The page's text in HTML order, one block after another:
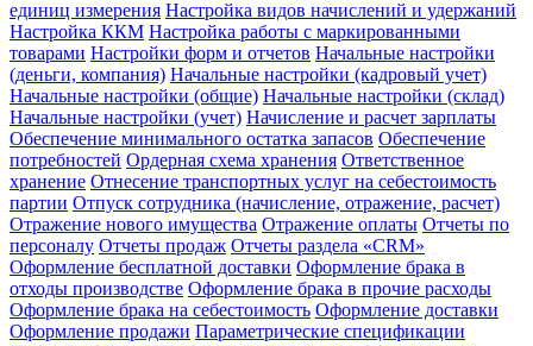
единиц измерения Настройка видов начислений и удержаний
Настройка ККМ Настройка работы с маркированными
товарами Настройки форм и отчетов Начальные настройки
(деньги, компания) Начальные настройки (кадровый учет)
Начальные настройки (общие) Начальные настройки (склад)
Начальные настройки (учет) Начисление и расчет зарплаты
Обеспечение минимального остатка запасов Обеспечение
потребностей Ордерная схема хранения Ответственное
хранение Отнесение транспортных услуг на себестоимость
партии Отпуск сотрудника (начисление, отражение, расчет)
Отражение нового имущества Отражение оплаты Отчеты по
персоналу Отчеты продаж Отчеты раздела «CRM»
Оформление бесплатной доставки Оформление брака в
отходы производстве Оформление брака в прочие расходы
Оформление брака на себестоимость Оформление доставки
Оформление продажи Параметрические спецификации